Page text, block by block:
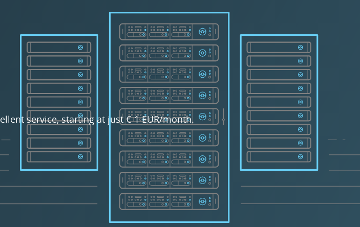
service, starting at just € 1 EUR/month.